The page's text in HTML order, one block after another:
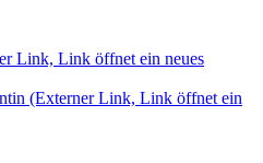
Link, Link öffnet ein neues
(Externer Link, Link öffnet ein